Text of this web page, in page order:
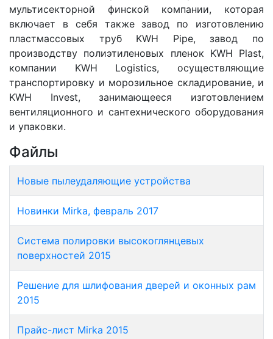
мультисекторной финской компании, которая
включает в себя также завод по изготовлению
пластмассовых труб KWH Pipe, завод по
производству полиэтиленовых пленок KWH Plast,
компании KWH Logistics, осуществляющие
транспортировку и морозильное складирование, и
KWH Invest, занимающееся изготовлением
вентиляционного и сантехнического оборудования
и упаковки.
Файлы
Новые пылеудаляющие устройства
Новинки Mirka, февраль 2017
Система полировки высокоглянцевых
поверхностей 2015
Решение для шлифования дверей и оконных рам
2015
Прайс-лист Mirka 2015